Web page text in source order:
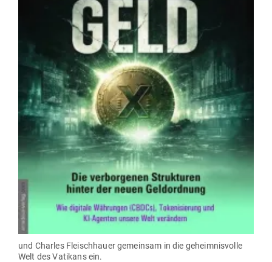
und Charles Fleisch­hauer gemeinsam in die geheim­nis­volle
Welt des Vatikans ein.